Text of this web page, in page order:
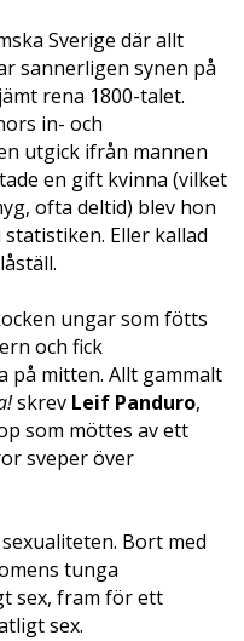
Sverige där allt
sannerligen synen på
rena 1800-talet.
in- och
utgick ifrån mannen
en gift kvinna (vilket
ofta deltid) blev hon
Eller kallad
ungar som fötts
och fick
på mitten. Allt gammalt
skrev Leif Panduro,
som möttes av ett
sveper över
Bort med
tunga
sex, fram för ett
sex.